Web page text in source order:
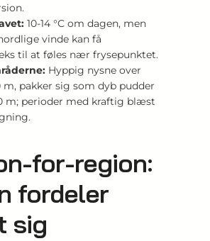
10-14 °C om dagen, men
vinde kan få
til at føles nær frysepunktet.
Hyppig nysne over
m, pakker sig som dyb pudder
m; perioder med kraftig blæst
for-region:
fordeler
sig